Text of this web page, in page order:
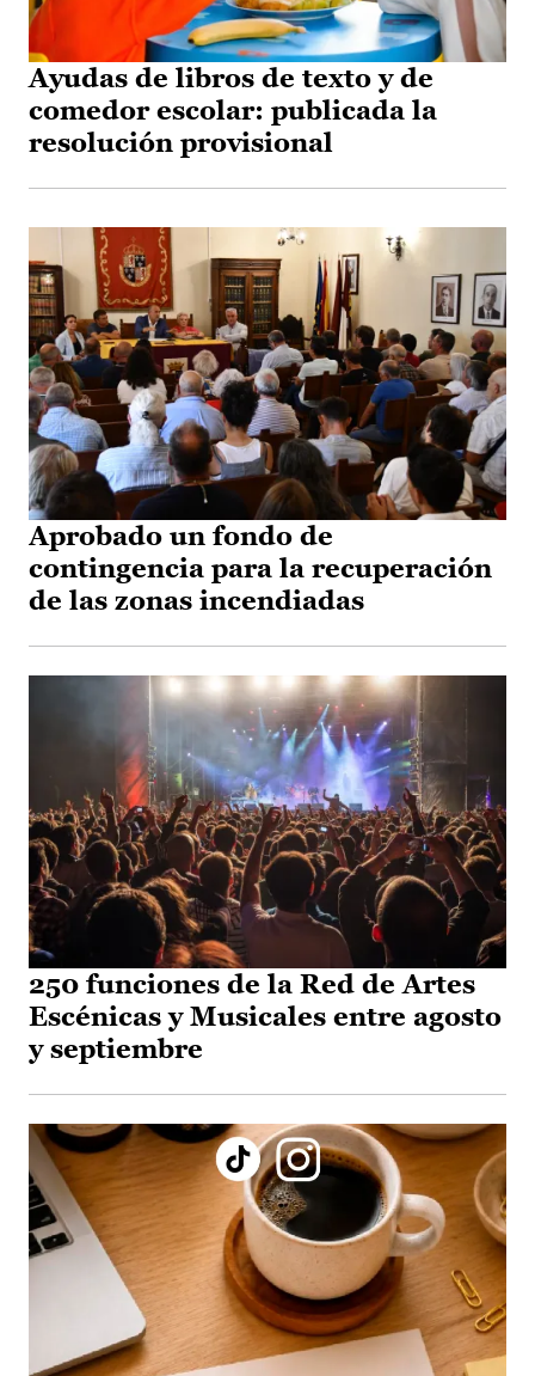
Ayudas de libros de texto y de
comedor escolar: publicada la
resolución provisional
Aprobado un fondo de
contingencia para la recuperación
de las zonas incendiadas
250 funciones de la Red de Artes
Escénicas y Musicales entre agosto
y septiembre